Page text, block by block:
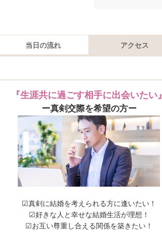
当日の流れ アクセス
『生涯共に過ごす相手に出会いたい』
ー真剣交際を希望の方ー
☑︎真剣に結婚を考えられる方に逢いたい！
☑︎好きな人と幸せな結婚生活が理想！
☑︎お互い尊重し合える関係を築きたい！